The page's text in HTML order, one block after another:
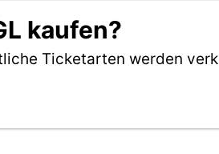
kaufen?
Ticketarten werden